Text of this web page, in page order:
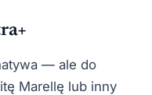
— ale do
Marellę lub inny